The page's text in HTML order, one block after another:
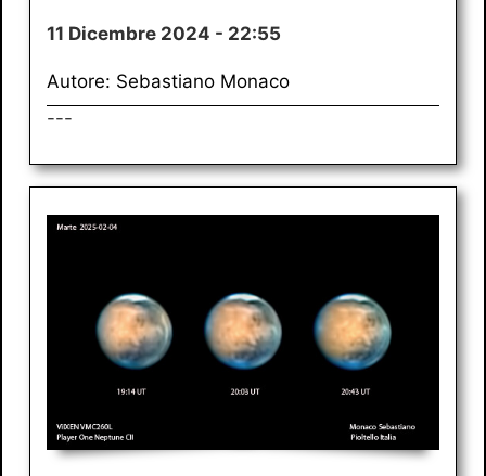
11 Dicembre 2024 - 22:55
Autore: Sebastiano Monaco
---